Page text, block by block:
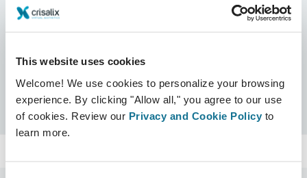
This website uses cookies
Welcome! We use cookies to personalize your browsing
experience. By clicking "Allow all," you agree to our use
of cookies. Review our Privacy and Cookie Policy to
learn more.
Mesafe
Crisalix garantili Ara